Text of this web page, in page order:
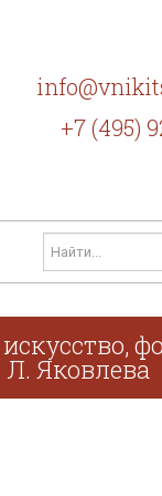
+7 (495)
Л. Яковлева